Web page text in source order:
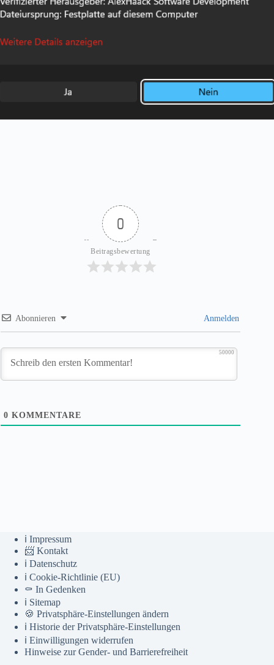
0
Beitragsbewertung
Abonnieren Anmelden
50000
0 KOMMENTARE
ℹ️ Impressum
📨 Kontakt
ℹ️ Datenschutz
ℹ️ Cookie-Richtlinie (EU)
⚰️ In Gedenken
ℹ️ Sitemap
🍪 Privatsphäre-Einstellungen ändern
ℹ️ Historie der Privatsphäre-Einstellungen
ℹ️ Einwilligungen widerrufen
Hinweise zur Gender- und Barrierefreiheit